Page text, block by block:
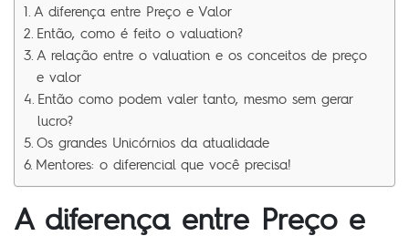
A diferença entre Preço e Valor
Então, como é feito o valuation?
A relação entre o valuation e os conceitos de preço
e valor
Então como podem valer tanto, mesmo sem gerar
lucro?
Os grandes Unicórnios da atualidade
Mentores: o diferencial que você precisa!
A diferença entre Preço e